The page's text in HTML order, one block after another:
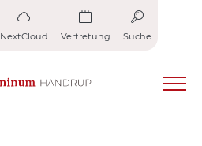
NextCloud Vertretung Suche